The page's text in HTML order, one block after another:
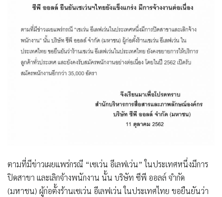
ตามที่มีข่าวเผยแพร่กรณี “เซเว่น อีเลฟเว่น” ในประเทศหนึ่งมีการ
ปิดสาขา และเลิกจ้างพนักงาน นั้น บริษัท ซีพี ออลล์ จำกัด
(มหาชน) ผู้ก่อตั้งร้านเซเว่น อีเลฟเว่น ในประเทศไทย ขอยืนยันว่า